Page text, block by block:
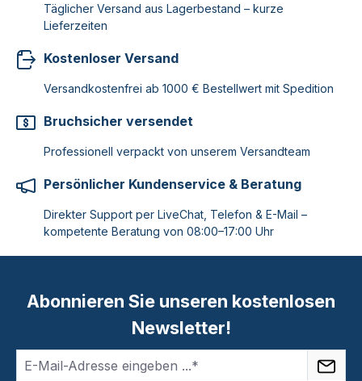
Täglicher Versand aus Lagerbestand – kurze
Lieferzeiten
Kostenloser Versand
Versandkostenfrei ab 1000 € Bestellwert mit Spedition
Bruchsicher versendet
Professionell verpackt von unserem Versandteam
Persönlicher Kundenservice & Beratung
Direkter Support per LiveChat, Telefon & E-Mail –
kompetente Beratung von 08:00–17:00 Uhr
Abonnieren Sie unseren kostenlosen
Newsletter!